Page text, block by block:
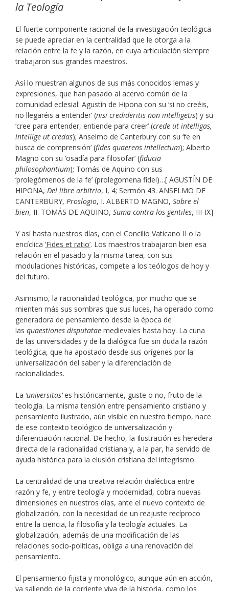
la Teología
El fuerte componente racional de la investigación teológica
se puede apreciar en la centralidad que le otorga a la
relación entre la fe y la razón, en cuya articulación siempre
trabajaron sus grandes maestros.
Así lo muestran algunos de sus más conocidos lemas y
expresiones, que han pasado al acervo común de la
comunidad eclesial: Agustín de Hipona con su ‘si no creéis,
no llegaréis a entender’ (nisi credideritis non intelligetis) y su
‘cree para entender, entiende para creer’ (crede ut intelligas,
intellige ut credas); Anselmo de Canterbury con su ‘fe en
busca de comprensión’ (fides quaerens intellectum); Alberto
Magno con su ‘osadía para filosofar’ (fiducia
philosophantium); Tomás de Aquino con sus
‘prolegómenos de la fe’ (prolegomena fidei)…[ AGUSTÍN DE
HIPONA, Del libre arbitrio, I, 4; Sermón 43. ANSELMO DE
CANTERBURY, Proslogio, I. ALBERTO MAGNO, Sobre el
bien, II. TOMÁS DE AQUINO, Suma contra los gentiles, III-IX]
Y así hasta nuestros días, con el Concilio Vaticano II o la
encíclica ‘Fides et ratio’. Los maestros trabajaron bien esa
relación en el pasado y la misma tarea, con sus
modulaciones históricas, compete a los teólogos de hoy y
del futuro.
Asimismo, la racionalidad teológica, por mucho que se
mienten más sus sombras que sus luces, ha operado como
generadora de pensamiento desde la época de
las quaestiones disputatae medievales hasta hoy. La cuna
de las universidades y de la dialógica fue sin duda la razón
teológica, que ha apostado desde sus orígenes por la
universalización del saber y la diferenciación de
racionalidades.
La ‘universitas’es históricamente, guste o no, fruto de la
teología. La misma tensión entre pensamiento cristiano y
pensamiento ilustrado, aún visible en nuestro tiempo, nace
de ese contexto teológico de universalización y
diferenciación racional. De hecho, la Ilustración es heredera
directa de la racionalidad cristiana y, a la par, ha servido de
ayuda histórica para la elusión cristiana del integrismo.
La centralidad de una creativa relación dialéctica entre
razón y fe, y entre teología y modernidad, cobra nuevas
dimensiones en nuestros días, ante el nuevo contexto de
globalización, con la necesidad de un reajuste recíproco
entre la ciencia, la filosofía y la teología actuales. La
globalización, además de una modificación de las
relaciones socio-políticas, obliga a una renovación del
pensamiento.
El pensamiento fijista y monológico, aunque aún en acción,
va saliendo de la corriente viva de la historia, como los